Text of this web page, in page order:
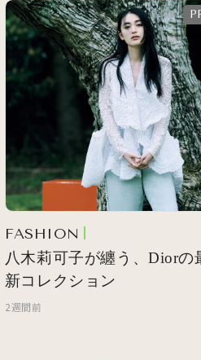
FASHION
八木莉可子が纏う、Diorの最
新コレクション
2週間前